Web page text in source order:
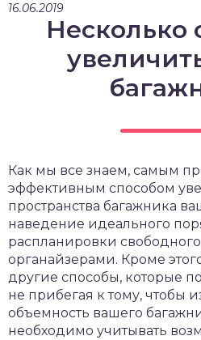
16.06.2019
Несколько
Как мы все знаем, самым
эффективным способом
пространства багажника
наведение идеального
распланировки
органайзерами. Кроме
другие способы, которые
не прибегая к тому, чтобы
объемность вашего
необходимо учитывать